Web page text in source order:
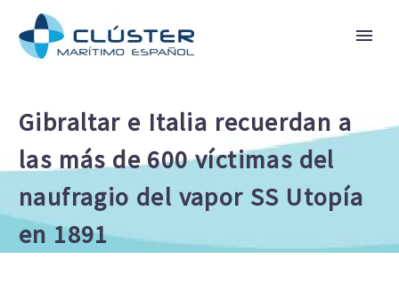
Gibraltar e Italia recuerdan a
las más de 600 víctimas del
naufragio del vapor SS Utopía
en 1891